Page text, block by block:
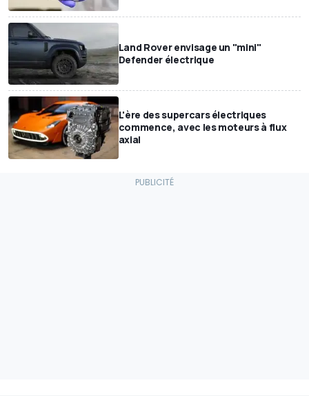
Land Rover envisage un "mini"
Defender électrique
L'ère des supercars électriques
commence, avec les moteurs à flux
axial